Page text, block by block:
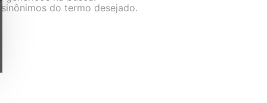
sinônimos do termo desejado.